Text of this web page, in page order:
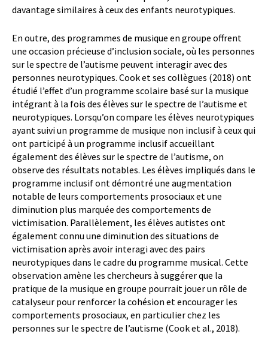
davantage similaires à ceux des enfants neurotypiques.
En outre, des programmes de musique en groupe offrent
une occasion précieuse d’inclusion sociale, où les personnes
sur le spectre de l’autisme peuvent interagir avec des
personnes neurotypiques. Cook et ses collègues (2018) ont
étudié l’effet d’un programme scolaire basé sur la musique
intégrant à la fois des élèves sur le spectre de l’autisme et
neurotypiques. Lorsqu’on compare les élèves neurotypiques
ayant suivi un programme de musique non inclusif à ceux qui
ont participé à un programme inclusif accueillant
également des élèves sur le spectre de l’autisme, on
observe des résultats notables. Les élèves impliqués dans le
programme inclusif ont démontré une augmentation
notable de leurs comportements prosociaux et une
diminution plus marquée des comportements de
victimisation. Parallèlement, les élèves autistes ont
également connu une diminution des situations de
victimisation après avoir interagi avec des pairs
neurotypiques dans le cadre du programme musical. Cette
observation amène les chercheurs à suggérer que la
pratique de la musique en groupe pourrait jouer un rôle de
catalyseur pour renforcer la cohésion et encourager les
comportements prosociaux, en particulier chez les
personnes sur le spectre de l’autisme (Cook et al., 2018).